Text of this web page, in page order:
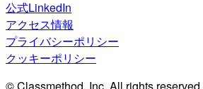
公式LinkedIn
アクセス情報
プライバシーポリシー
クッキーポリシー